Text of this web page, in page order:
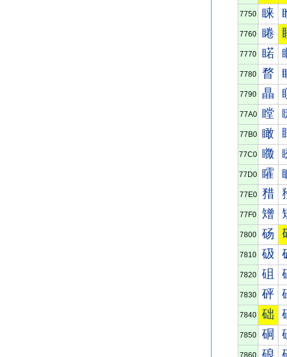
7750 睐
7760 睠
7770 睰
7780 瞀
7790 瞐
77A0 瞠
77B0 瞰
77C0 矀
77D0 矐
77E0 矠
77F0 矰
7800 砀
7810 砐
7820 砠
7830 砰
7840 础
7850 硐
7860 硠